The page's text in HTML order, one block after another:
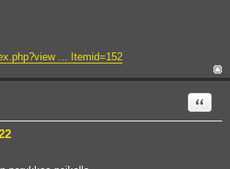
... Itemid=152
Quote